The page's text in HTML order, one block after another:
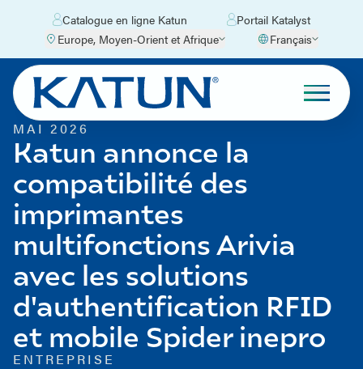
Catalogue en ligne Katun
Portail Katalyst
Europe, Moyen-Orient et Afrique
Français
MAI 2026
Katun annonce la
compatibilité des
imprimantes
multifonctions Arivia
avec les solutions
d'authentification RFID
et mobile Spider inepro
ENTREPRISE